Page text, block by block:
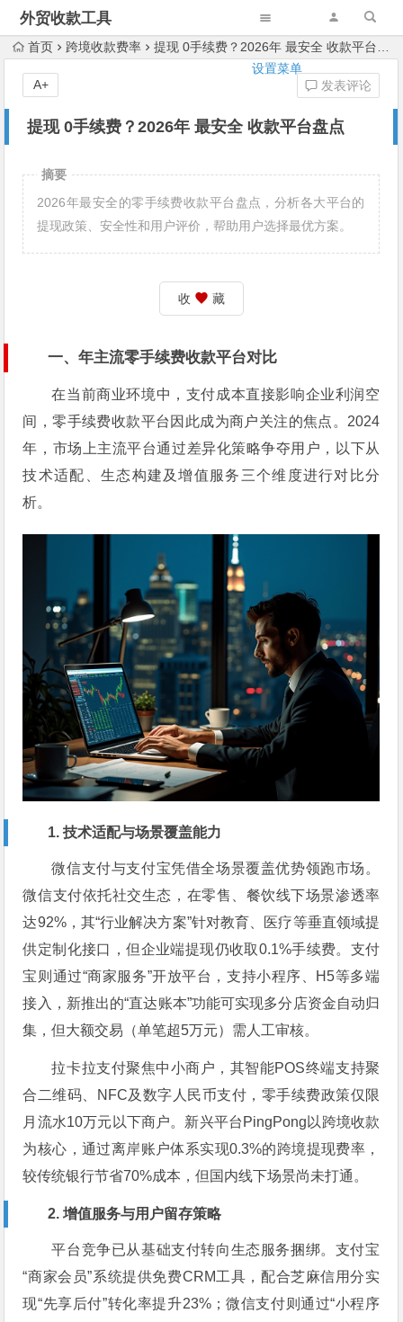
外贸收款工具
设置菜单
首页 跨境收款费率 提现 0手续费？2026年 最安全 收款平台盘点
提现 0手续费？2026年 最安全 收款平台盘点
发表评论
A+
摘要
2026年最安全的零手续费收款平台盘点，分析各大平台的
提现政策、安全性和用户评价，帮助用户选择最优方案。
收 藏
一、年主流零手续费收款平台对比
在当前商业环境中，支付成本直接影响企业利润空
间，零手续费收款平台因此成为商户关注的焦点。2024
年，市场上主流平台通过差异化策略争夺用户，以下从
技术适配、生态构建及增值服务三个维度进行对比分
析。
1. 技术适配与场景覆盖能力
微信支付与支付宝凭借全场景覆盖优势领跑市场。
微信支付依托社交生态，在零售、餐饮线下场景渗透率
达92%，其“行业解决方案”针对教育、医疗等垂直领域提
供定制化接口，但企业端提现仍收取0.1%手续费。支付
宝则通过“商家服务”开放平台，支持小程序、H5等多端
接入，新推出的“直达账本”功能可实现多分店资金自动归
集，但大额交易（单笔超5万元）需人工审核。
拉卡拉支付聚焦中小商户，其智能POS终端支持聚
合二维码、NFC及数字人民币支付，零手续费政策仅限
月流水10万元以下商户。新兴平台PingPong以跨境收款
为核心，通过离岸账户体系实现0.3%的跨境提现费率，
较传统银行节省70%成本，但国内线下场景尚未打通。
2. 增值服务与用户留存策略
平台竞争已从基础支付转向生态服务捆绑。支付宝
“商家会员”系统提供免费CRM工具，配合芝麻信用分实
现“先享后付”转化率提升23%；微信支付则通过“小程序